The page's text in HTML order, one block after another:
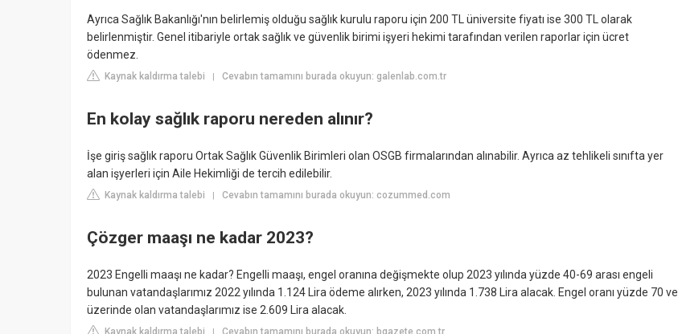
Ayrıca Sağlık Bakanlığı'nın belirlemiş olduğu sağlık kurulu raporu için 200 TL üniversite fiyatı ise 300 TL olarak
belirlenmiştir. Genel itibariyle ortak sağlık ve güvenlik birimi işyeri hekimi tarafından verilen raporlar için ücret
ödenmez.
Kaynak kaldırma talebi | Cevabın tamamını burada okuyun: galenlab.com.tr
En kolay sağlık raporu nereden alınır?
İşe giriş sağlık raporu Ortak Sağlık Güvenlik Birimleri olan OSGB firmalarından alınabilir. Ayrıca az tehlikeli sınıfta yer
alan işyerleri için Aile Hekimliği de tercih edilebilir.
Kaynak kaldırma talebi | Cevabın tamamını burada okuyun: cozummed.com
Çözger maaşı ne kadar 2023?
2023 Engelli maaşı ne kadar? Engelli maaşı, engel oranına değişmekte olup 2023 yılında yüzde 40-69 arası engeli
bulunan vatandaşlarımız 2022 yılında 1.124 Lira ödeme alırken, 2023 yılında 1.738 Lira alacak. Engel oranı yüzde 70 ve
üzerinde olan vatandaşlarımız ise 2.609 Lira alacak.
Kaynak kaldırma talebi | Cevabın tamamını burada okuyun: bgazete.com.tr